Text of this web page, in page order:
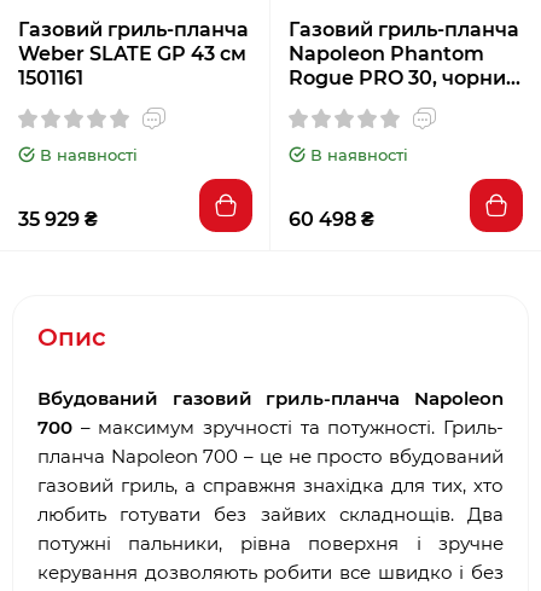
Газовий гриль-планча
Weber SLATE GP 43 см
1501161
В наявності
35 929 ₴
Газовий гриль-планча
Napoleon Phantom
Rogue PRO 30, чорний
RP30FTPK-UA-PHM
В наявності
60 498 ₴
Опис
Вбудований газовий гриль-планча Napoleon
700 – максимум зручності та потужності. Гриль-
планча Napoleon 700 – це не просто вбудований
газовий гриль, а справжня знахідка для тих, хто
любить готувати без зайвих складнощів. Два
потужні пальники, рівна поверхня і зручне
керування дозволяють робити все швидко і без